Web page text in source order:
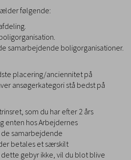
følgende:
samarbejdende boligorganisationer.
placering/anciennitet på
ansøgerkategori stå bedst på
som du har efter 2 års
enten hos Arbejdernes
samarbejdende
betales et særskilt
gebyr ikke, vil du blot blive